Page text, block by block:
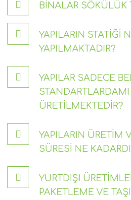
BINALAR SÖKÜLÜK
YAPILARIN STATIĞI
YAPILMAKTADIR?
YAPILAR SADECE
STANDARTLARDAMI
ÜRETILMEKTEDIR?
YAPILARIN ÜRETIM
SÜRESI NE
YURTDIŞI
PAKETLEME VE